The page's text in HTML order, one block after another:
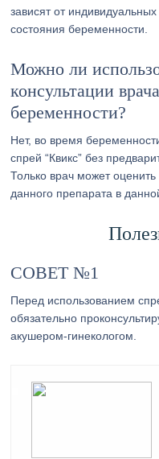
зависят от
состояния беременности.
Можно ли
консультации
беременности?
Нет, во время
спрей “Квикс” без
Только врач может
данного препарата в
СОВЕТ №1
Перед использованием
обязательно
акушером-гинекологом.